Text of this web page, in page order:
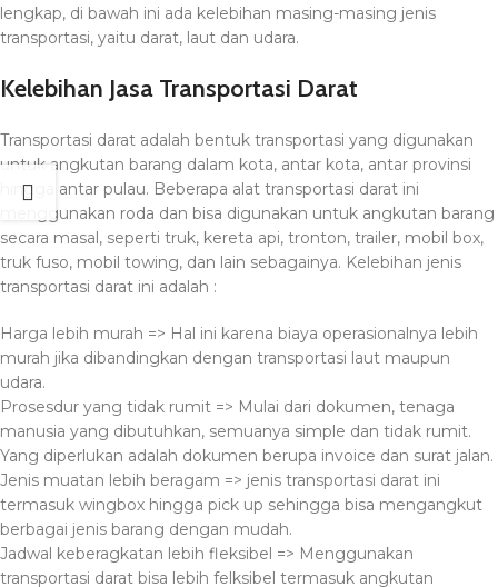
lengkap, di bawah ini ada kelebihan masing-masing jenis
transportasi, yaitu darat, laut dan udara.
Kelebihan Jasa Transportasi Darat
Transportasi darat adalah bentuk transportasi yang digunakan
untuk angkutan barang dalam kota, antar kota, antar provinsi
hingga antar pulau. Beberapa alat transportasi darat ini
menggunakan roda dan bisa digunakan untuk angkutan barang
secara masal, seperti truk, kereta api, tronton, trailer, mobil box,
truk fuso, mobil towing, dan lain sebagainya. Kelebihan jenis
transportasi darat ini adalah :
Harga lebih murah => Hal ini karena biaya operasionalnya lebih
murah jika dibandingkan dengan transportasi laut maupun
udara.
Prosesdur yang tidak rumit => Mulai dari dokumen, tenaga
manusia yang dibutuhkan, semuanya simple dan tidak rumit.
Yang diperlukan adalah dokumen berupa invoice dan surat jalan.
Jenis muatan lebih beragam => jenis transportasi darat ini
termasuk wingbox hingga pick up sehingga bisa mengangkut
berbagai jenis barang dengan mudah.
Jadwal keberagkatan lebih fleksibel => Menggunakan
transportasi darat bisa lebih felksibel termasuk angkutan